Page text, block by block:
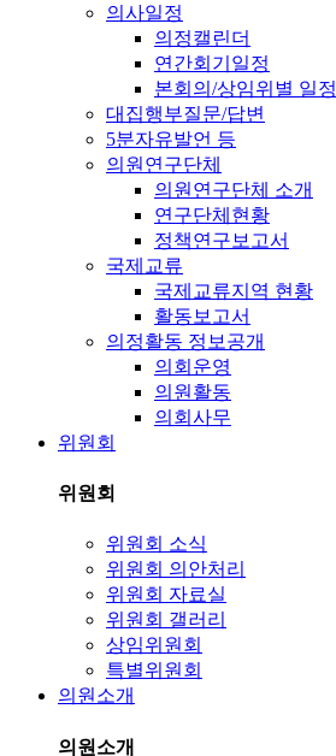
의사일정
의정캘린더
연간회기일정
본회의/상임위별 일정
대집행부질문/답변
5분자유발언 등
의원연구단체
의원연구단체 소개
연구단체현황
정책연구보고서
국제교류
국제교류지역 현황
활동보고서
의정활동 정보공개
의회운영
의원활동
의회사무
위원회
위원회
위원회 소식
위원회 의안처리
위원회 자료실
위원회 갤러리
상임위원회
특별위원회
의원소개
의원소개